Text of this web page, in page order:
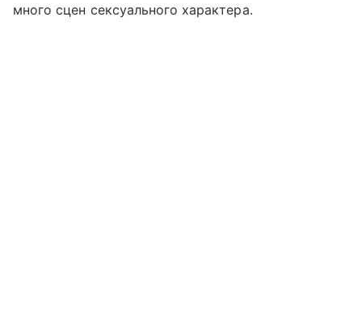
много сцен сексуального характера.